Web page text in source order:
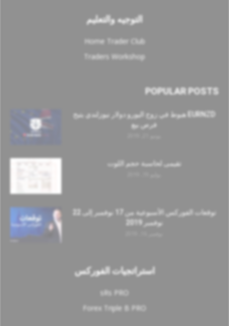
التوجيه والتعليم
Home Trader Club
Traders Workshop
POPULAR POSTS
EURNZD هبوط في زوج اليورو دولار نيوزلندي يتيح
فرص بيع
تقيمى لحاسبة حجم اللوت
نوفمبر 2019
استراتجيات الفوركس
sRs PRO
Forex Triple B PRO